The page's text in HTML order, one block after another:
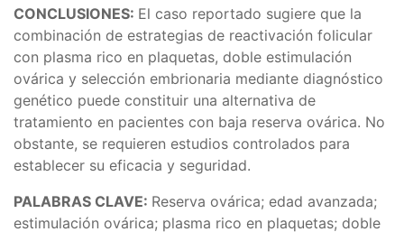
CONCLUSIONES: El caso reportado sugiere que la
combinación de estrategias de reactivación folicular
con plasma rico en plaquetas, doble estimulación
ovárica y selección embrionaria mediante diagnóstico
genético puede constituir una alternativa de
tratamiento en pacientes con baja reserva ovárica. No
obstante, se requieren estudios controlados para
establecer su eficacia y seguridad.
PALABRAS CLAVE: Reserva ovárica; edad avanzada;
estimulación ovárica; plasma rico en plaquetas; doble